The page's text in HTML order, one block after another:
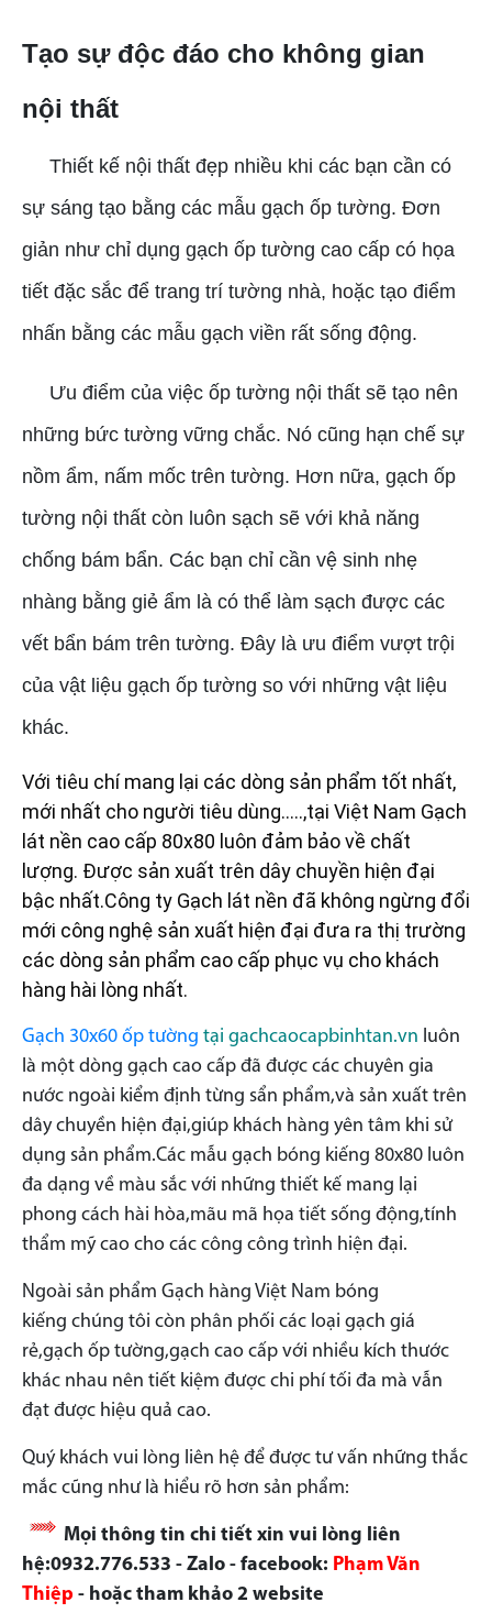
Tạo sự độc đáo cho không gian
nội thất
Thiết kế nội thất đẹp nhiều khi các bạn cần có
sự sáng tạo bằng các mẫu gạch ốp tường. Đơn
giản như chỉ dụng gạch ốp tường cao cấp có họa
tiết đặc sắc để trang trí tường nhà, hoặc tạo điểm
nhấn bằng các mẫu gạch viền rất sống động.
Ưu điểm của việc ốp tường nội thất sẽ tạo nên
những bức tường vững chắc. Nó cũng hạn chế sự
nồm ẩm, nấm mốc trên tường. Hơn nữa, gạch ốp
tường nội thất còn luôn sạch sẽ với khả năng
chống bám bẩn. Các bạn chỉ cần vệ sinh nhẹ
nhàng bằng giẻ ẩm là có thể làm sạch được các
vết bẩn bám trên tường. Đây là ưu điểm vượt trội
của vật liệu gạch ốp tường so với những vật liệu
khác.
Với tiêu chí mang lại các dòng sản phẩm tốt nhất,
mới nhất cho người tiêu dùng…..,tại Việt Nam Gạch
lát nền cao cấp 80x80 luôn đảm bảo về chất
lượng. Được sản xuất trên dây chuyền hiện đại
bậc nhất.Công ty Gạch lát nền đã không ngừng đổi
mới công nghệ sản xuất hiện đại đưa ra thị trường
các dòng sản phẩm cao cấp phục vụ cho khách
hàng hài lòng nhất.
Gạch 30x60 ốp tường tại gachcaocapbinhtan.vn luôn
là một dòng gạch cao cấp đã được các chuyên gia
nước ngoài kiểm định từng sẩn phẩm,và sản xuất trên
dây chuyền hiện đại,giúp khách hàng yên tâm khi sử
dụng sản phẩm.Các mẫu gạch bóng kiếng 80x80 luôn
đa dạng về màu sắc với những thiết kế mang lại
phong cách hài hòa,mãu mã họa tiết sống động,tính
thẩm mỹ cao cho các công công trình hiện đại.
Ngoài sản phẩm Gạch hàng Việt Nam bóng
kiếng chúng tôi còn phân phối các loại gạch giá
rẻ,gạch ốp tường,gạch cao cấp với nhiều kích thước
khác nhau nên tiết kiệm được chi phí tối đa mà vẫn
đạt được hiệu quả cao.
Quý khách vui lòng liên hệ để được tư vấn những thắc
mắc cũng như là hiểu rõ hơn sản phẩm:
Mọi thông tin chi tiết xin vui lòng liên
hệ:0932.776.533 - Zalo - facebook: Phạm Văn
Thiệp - hoặc tham khảo 2 website